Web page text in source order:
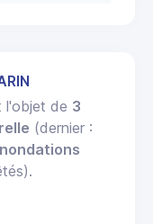
l'objet de 3
(dernier :